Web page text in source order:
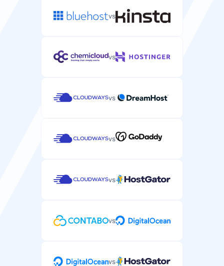
vs
vs
vs
vs
vs
vs
vs